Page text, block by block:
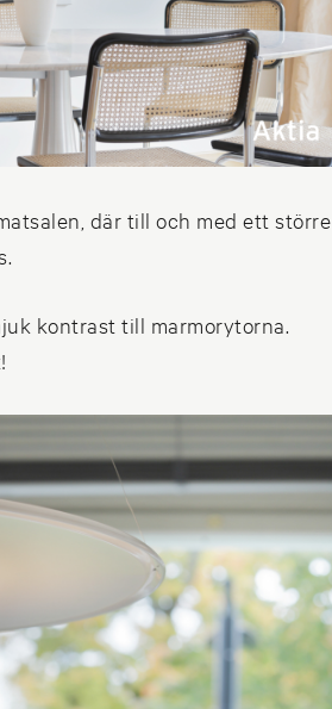
där till och med ett större
kontrast till marmorytorna.